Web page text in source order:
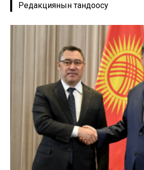
Редакциянын тандоосу